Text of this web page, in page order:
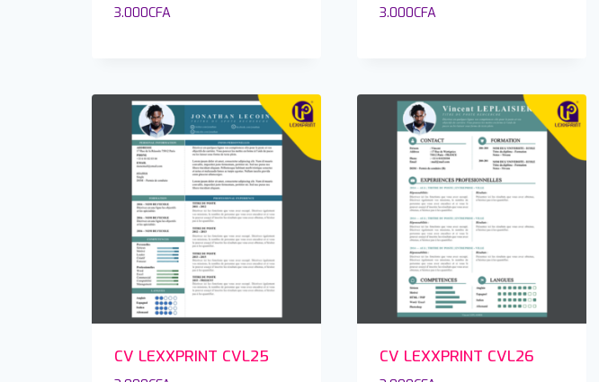
3.000CFA 3.000CFA
CV LEXXPRINT CVL25 CV LEXXPRINT CVL26